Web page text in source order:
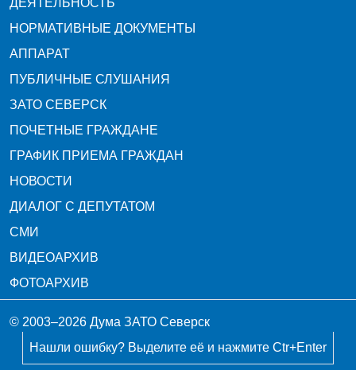
ДЕЯТЕЛЬНОСТЬ
НОРМАТИВНЫЕ ДОКУМЕНТЫ
АППАРАТ
ПУБЛИЧНЫЕ СЛУШАНИЯ
ЗАТО СЕВЕРСК
ПОЧЕТНЫЕ ГРАЖДАНЕ
ГРАФИК ПРИЕМА ГРАЖДАН
НОВОСТИ
ДИАЛОГ С ДЕПУТАТОМ
СМИ
ВИДЕОАРХИВ
ФОТОАРХИВ
© 2003–2026 Дума ЗАТО Северск
Нашли ошибку? Выделите её и нажмите Ctr+Enter